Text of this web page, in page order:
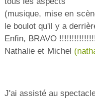
(musique, mise en
le boulot qu'il y a
Enfin, BRAVO
Nathalie et Michel (
J'ai assisté au